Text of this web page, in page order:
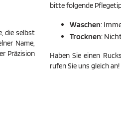
die selbst
Name,
Präzision
bitte folgende
Waschen:
Trocknen:
Haben Sie einen
rufen Sie uns gleich an!